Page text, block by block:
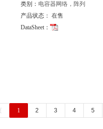
类别： 电容器网络，阵列
产品状态： 在售
DataSheet：
1 2 3 4 5